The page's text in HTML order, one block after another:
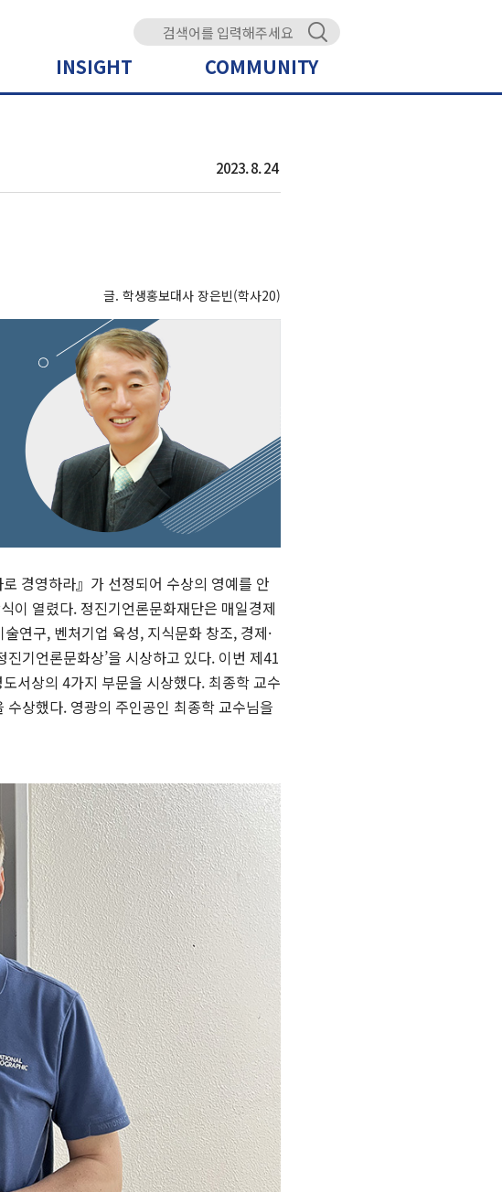
INSIGHT COMMUNITY
2023. 8. 24
글. 학생홍보대사 장은빈(학사20)
경영하라』가 선정되어 수상의 영예를 안
이 열렸다. 정진기언론문화재단은 매일경제
연구, 벤처기업 육성, 지식문화 창조, 경제·
기언론문화상’을 시상하고 있다. 이번 제41
서상의 4가지 부문을 시상했다. 최종학 교수
수상했다. 영광의 주인공인 최종학 교수님을